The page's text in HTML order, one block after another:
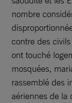
nombre
contre des
ont touché
mosquées,
rassemblé des
aériennes de la